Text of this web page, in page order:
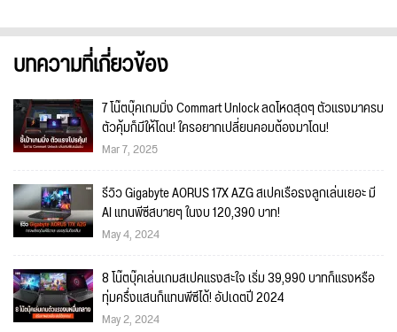
บทความที่เกี่ยวข้อง
7 โน๊ตบุ๊คเกมมิ่ง Commart Unlock ลดโหดสุดๆ ตัวแรงมาครบ
ตัวคุ้มก็มีให้โดน! ใครอยากเปลี่ยนคอมต้องมาโดน!
Mar 7, 2025
รีวิว Gigabyte AORUS 17X AZG สเปคเรือธงลูกเล่นเยอะ มี
AI แทนพีซีสบายๆ ในงบ 120,390 บาท!
May 4, 2024
8 โน๊ตบุ๊คเล่นเกมสเปคแรงสะใจ เริ่ม 39,990 บาทก็แรงหรือ
ทุ่มครึ่งแสนก็แทนพีซีได้! อัปเดตปี 2024
May 2, 2024